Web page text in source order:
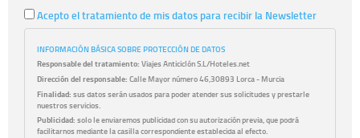
Acepto el tratamiento de mis datos para recibir la Newsletter
INFORMACIÓN BÁSICA SOBRE PROTECCIÓN DE DATOS
Responsable del tratamiento: Viajes Anticiclón S.L/Hoteles.net
Dirección del responsable: Calle Mayor número 46,30893 Lorca - Murcia
Finalidad: sus datos serán usados para poder atender sus solicitudes y prestarle
nuestros servicios.
Publicidad: solo le enviaremos publicidad con su autorización previa, que podrá
facilitarnos mediante la casilla correspondiente establecida al efecto.